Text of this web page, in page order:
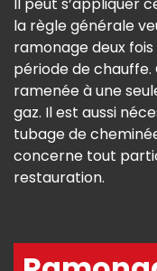
la règle générale
ramonage deux
période de
ramenée à une
gaz. Il est aussi
tubage de
concerne tout
restauration.